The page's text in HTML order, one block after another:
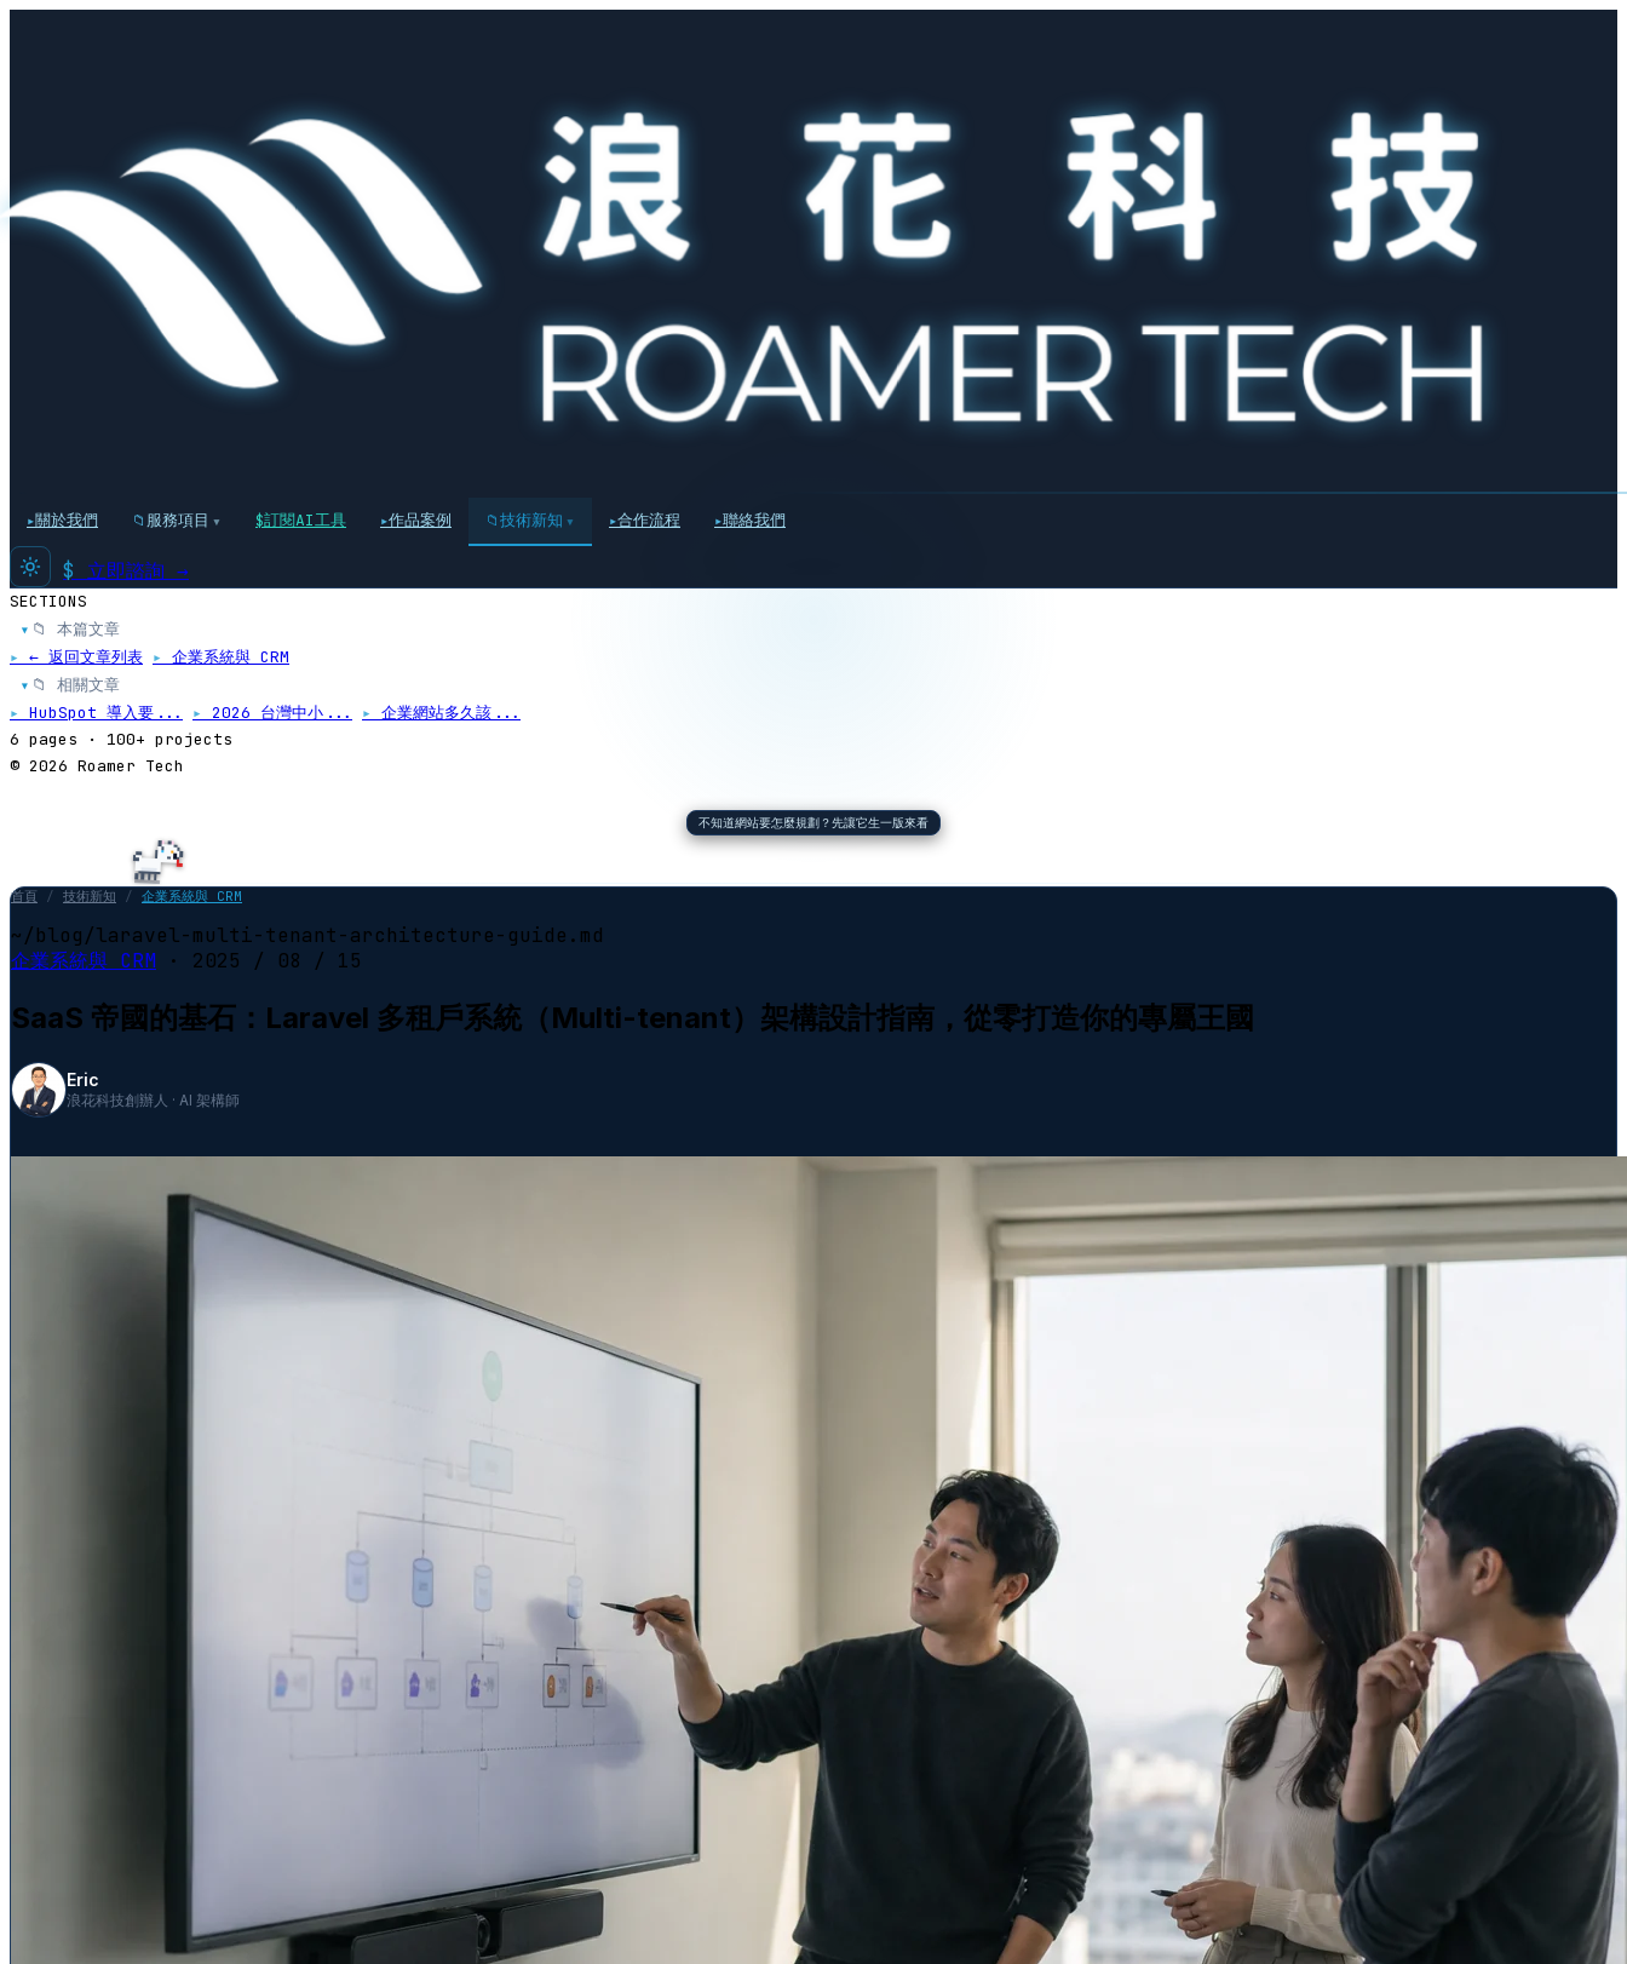
▸關於我們 📁 服務項目 ▾ $訂閱AI工具 ▸作品案例 📁技術新知 ▾ ▸合作流程 ▸聯絡我們
$ 立即諮詢 →
SECTIONS
▸📁 本篇文章
▸ ← 返回文章列表 ▸ 企業系統與 CRM
▸📁 相關文章
▸ HubSpot 導入要... ▸ 2026 台灣中小... ▸ 企業網站多久該...
6 pages · 100+ projects
© 2026 Roamer Tech
不知道網站要怎麼規劃？先讓它生一版來看
首頁 / 技術新知 / 企業系統與 CRM
~/blog/laravel-multi-tenant-architecture-guide.md
企業系統與 CRM · 2025 / 08 / 15
SaaS 帝國的基石：Laravel 多租戶系統（Multi-tenant）架構設計指南，從零打造你的專屬王國
Eric
浪花科技創辦人 · AI 架構師